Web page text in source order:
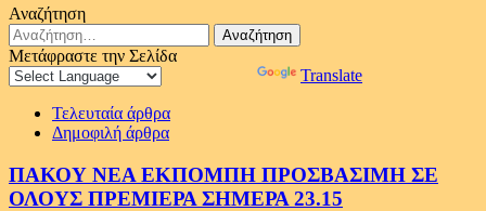
Αναζήτηση
Αναζήτηση
για:
Μετάφραστε την Σελίδα
Translate
Τελευταία άρθρα
Δημοφιλή άρθρα
ΠΑΚΟΥ ΝΕΑ ΕΚΠΟΜΠΗ ΠΡΟΣΒΑΣΙΜΗ ΣΕ
ΟΛΟΥΣ ΠΡΕΜΙΕΡΑ ΣΗΜΕΡΑ 23.15